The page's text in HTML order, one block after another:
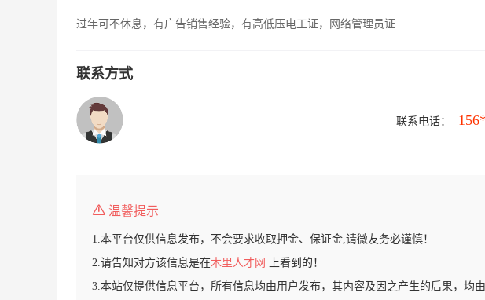
过年可不休息，有广告销售经验，有高低压电工证，网络管理员证
联系方式
联系电话：
温馨提示
1.本平台仅供信息发布，不会要求收取押金、保证金,请微友务必谨慎！
2.请告知对方该信息是在木里人才网
上看到的！
3.本站仅提供信息平台，所有信息均由用户发布，其内容及因之产生的后果，均